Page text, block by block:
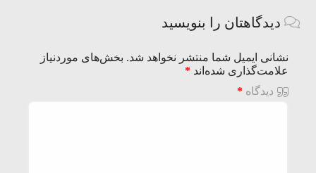
دیدگاهتان را بنویسید
نشانی ایمیل شما منتشر نخواهد شد. بخش‌های موردنیاز
علامت‌گذاری شده‌اند *
دیدگاه *